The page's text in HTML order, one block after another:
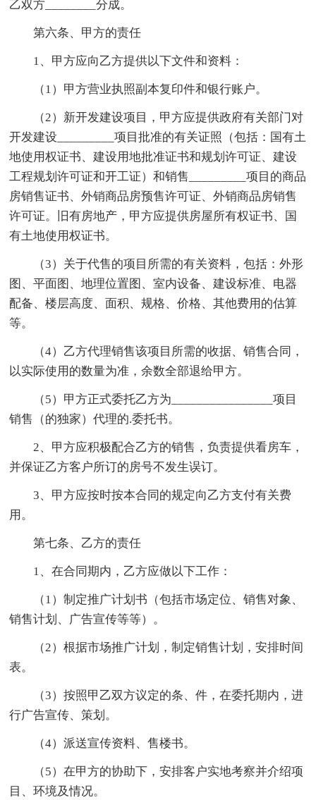
乙双方________分成。
第六条、甲方的责任
1、甲方应向乙方提供以下文件和资料：
（1）甲方营业执照副本复印件和银行账户。
（2）新开发建设项目，甲方应提供政府有关部门对
开发建设_________项目批准的有关证照（包括：国有土
地使用权证书、建设用地批准证书和规划许可证、建设
工程规划许可证和开工证）和销售_________项目的商品
房销售证书、外销商品房预售许可证、外销商品房销售
许可证。旧有房地产，甲方应提供房屋所有权证书、国
有土地使用权证书。
（3）关于代售的项目所需的有关资料，包括：外形
图、平面图、地理位置图、室内设备、建设标准、电器
配备、楼层高度、面积、规格、价格、其他费用的估算
等。
（4）乙方代理销售该项目所需的收据、销售合同，
以实际使用的数量为准，余数全部退给甲方。
（5）甲方正式委托乙方为________________项目
销售（的独家）代理的.委托书。
2、甲方应积极配合乙方的销售，负责提供看房车，
并保证乙方客户所订的房号不发生误订。
3、甲方应按时按本合同的规定向乙方支付有关费
用。
第七条、乙方的责任
1、在合同期内，乙方应做以下工作：
（1）制定推广计划书（包括市场定位、销售对象、
销售计划、广告宣传等等）。
（2）根据市场推广计划，制定销售计划，安排时间
表。
（3）按照甲乙双方议定的条、件，在委托期内，进
行广告宣传、策划。
（4）派送宣传资料、售楼书。
（5）在甲方的协助下，安排客户实地考察并介绍项
目、环境及情况。